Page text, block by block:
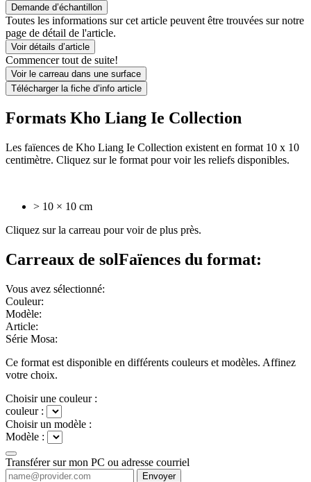
Demande d’échantillon
Toutes les informations sur cet article peuvent être trouvées sur notre
page de détail de l'article.
Voir détails d’article
Commencer tout de suite!
Voir le carreau dans une surface
Télécharger la fiche d’info article
Formats Kho Liang Ie Collection
Les faïences de Kho Liang Ie Collection existent en format 10 x 10
centimètre. Cliquez sur le format pour voir les reliefs disponibles.
> 10 × 10 cm
Cliquez sur la carreau pour voir de plus près.
Carreaux de solFaïences du format:
Vous avez sélectionné:
Couleur:
Modèle:
Article:
Série Mosa:
Ce format est disponible en différents couleurs et modèles. Affinez
votre choix.
Choisir une couleur :
couleur :
Choisir un modèle :
Modèle :
Transférer sur mon PC ou adresse courriel
Envoyer